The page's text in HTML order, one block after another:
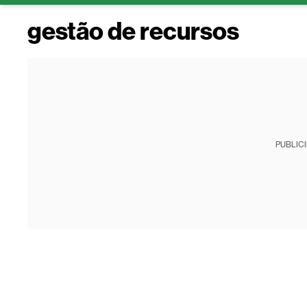
gestão de recursos